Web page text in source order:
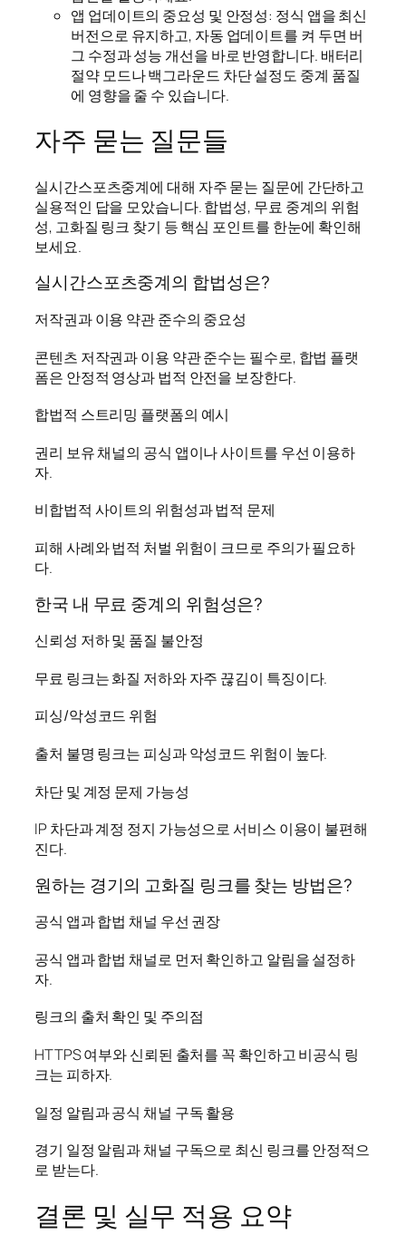
앱 업데이트의 중요성 및 안정성: 정식 앱을 최신
버전으로 유지하고, 자동 업데이트를 켜 두면 버
그 수정과 성능 개선을 바로 반영합니다. 배터리
절약 모드나 백그라운드 차단 설정도 중계 품질
에 영향을 줄 수 있습니다.
자주 묻는 질문들
실시간스포츠중계에 대해 자주 묻는 질문에 간단하고
실용적인 답을 모았습니다. 합법성, 무료 중계의 위험
성, 고화질 링크 찾기 등 핵심 포인트를 한눈에 확인해
보세요.
실시간스포츠중계의 합법성은?
저작권과 이용 약관 준수의 중요성
콘텐츠 저작권과 이용 약관 준수는 필수로, 합법 플랫
폼은 안정적 영상과 법적 안전을 보장한다.
합법적 스트리밍 플랫폼의 예시
권리 보유 채널의 공식 앱이나 사이트를 우선 이용하
자.
비합법적 사이트의 위험성과 법적 문제
피해 사례와 법적 처벌 위험이 크므로 주의가 필요하
다.
한국 내 무료 중계의 위험성은?
신뢰성 저하 및 품질 불안정
무료 링크는 화질 저하와 자주 끊김이 특징이다.
피싱/악성코드 위험
출처 불명 링크는 피싱과 악성코드 위험이 높다.
차단 및 계정 문제 가능성
IP 차단과 계정 정지 가능성으로 서비스 이용이 불편해
진다.
원하는 경기의 고화질 링크를 찾는 방법은?
공식 앱과 합법 채널 우선 권장
공식 앱과 합법 채널로 먼저 확인하고 알림을 설정하
자.
링크의 출처 확인 및 주의점
HTTPS 여부와 신뢰된 출처를 꼭 확인하고 비공식 링
크는 피하자.
일정 알림과 공식 채널 구독 활용
경기 일정 알림과 채널 구독으로 최신 링크를 안정적으
로 받는다.
결론 및 실무 적용 요약